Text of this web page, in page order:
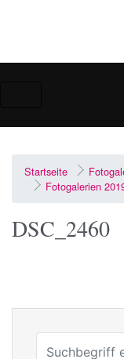
Startseite
Fotogalerien
DSC_2460